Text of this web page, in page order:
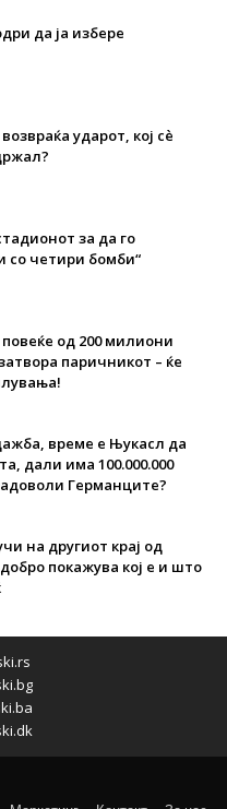
да ја избере
ударот, кој сè
за да го
со четири бомби“
од 200 милиони
паричникот – ќе
време е Њукасл да
дали има 100.000.000
Германците?
на другиот крај од
покажува кој е и што